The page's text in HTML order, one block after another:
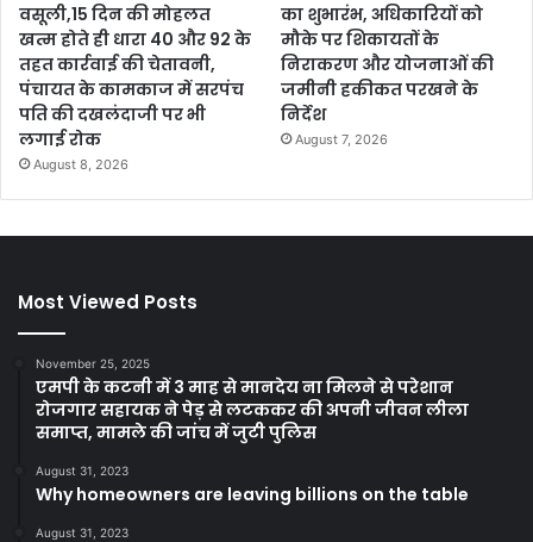
वसूली,15 दिन की मोहलत
खत्म होते ही धारा 40 और 92 के
तहत कार्रवाई की चेतावनी,
पंचायत के कामकाज में सरपंच
पति की दखलंदाजी पर भी
लगाई रोक
August 8, 2026
का शुभारंभ, अधिकारियों को
मौके पर शिकायतों के
निराकरण और योजनाओं की
जमीनी हकीकत परखने के
निर्देश
August 7, 2026
Most Viewed Posts
November 25, 2025
एमपी के कटनी में 3 माह से मानदेय ना मिलने से परेशान
रोजगार सहायक ने पेड़ से लटककर की अपनी जीवन लीला
समाप्त, मामले की जांच में जुटी पुलिस
August 31, 2023
Why homeowners are leaving billions on the table
August 31, 2023